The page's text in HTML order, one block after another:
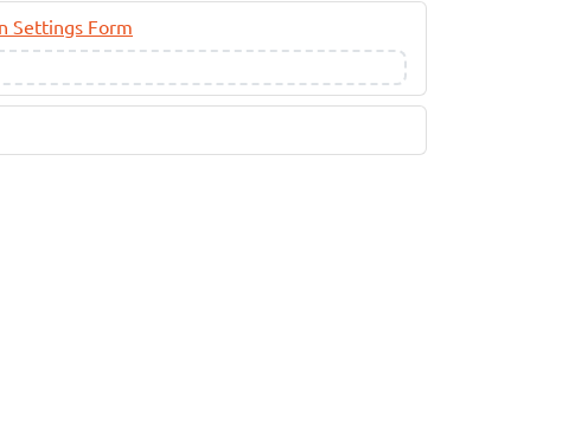
Settings Form